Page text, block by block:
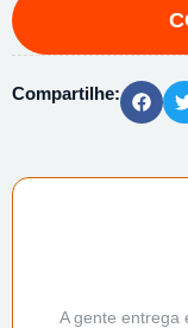
Compartilhe:
A gente entrega